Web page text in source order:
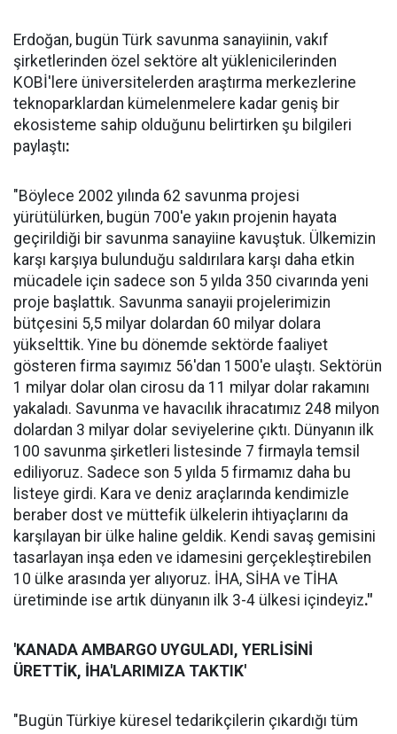
Erdoğan, bugün Türk savunma sanayiinin, vakıf
şirketlerinden özel sektöre alt yüklenicilerinden
KOBİ'lere üniversitelerden araştırma merkezlerine
teknoparklardan kümelenmelere kadar geniş bir
ekosisteme sahip olduğunu belirtirken şu bilgileri
paylaştı:
"Böylece 2002 yılında 62 savunma projesi
yürütülürken, bugün 700'e yakın projenin hayata
geçirildiği bir savunma sanayiine kavuştuk. Ülkemizin
karşı karşıya bulunduğu saldırılara karşı daha etkin
mücadele için sadece son 5 yılda 350 civarında yeni
proje başlattık. Savunma sanayii projelerimizin
bütçesini 5,5 milyar dolardan 60 milyar dolara
yükselttik. Yine bu dönemde sektörde faaliyet
gösteren firma sayımız 56'dan 1500'e ulaştı. Sektörün
1 milyar dolar olan cirosu da 11 milyar dolar rakamını
yakaladı. Savunma ve havacılık ihracatımız 248 milyon
dolardan 3 milyar dolar seviyelerine çıktı. Dünyanın ilk
100 savunma şirketleri listesinde 7 firmayla temsil
ediliyoruz. Sadece son 5 yılda 5 firmamız daha bu
listeye girdi. Kara ve deniz araçlarında kendimizle
beraber dost ve müttefik ülkelerin ihtiyaçlarını da
karşılayan bir ülke haline geldik. Kendi savaş gemisini
tasarlayan inşa eden ve idamesini gerçekleştirebilen
10 ülke arasında yer alıyoruz. İHA, SİHA ve TİHA
üretiminde ise artık dünyanın ilk 3-4 ülkesi içindeyiz."
'KANADA AMBARGO UYGULADI, YERLİSİNİ
ÜRETTİK, İHA'LARIMIZA TAKTIK'
"Bugün Türkiye küresel tedarikçilerin çıkardığı tüm